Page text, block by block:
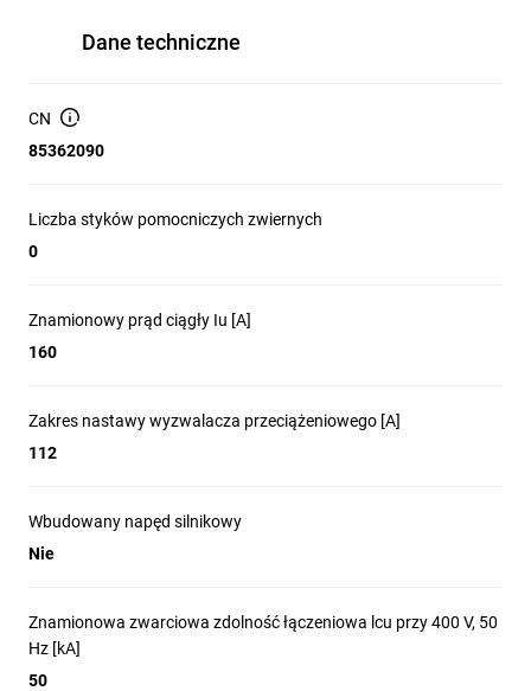
V, 50 Hz: 50 kA
Zakres nastawy wyzwalacza przeciążeniowego: 112 A
Liczba styków pomocniczych: zwiernych 0, rozwiernych 0,
stanu)
doziemnym
Rozdzielnice główne i tablice rozdzielcze w zakładach
Dane techniczne
CN
85362090
Liczba styków pomocniczych zwiernych
0
Znamionowy prąd ciągły Iu [A]
160
Zakres nastawy wyzwalacza przeciążeniowego [A]
112
Wbudowany napęd silnikowy
Nie
Znamionowa zwarciowa zdolność łączeniowa lcu przy 400 V, 50
Hz [kA]
50